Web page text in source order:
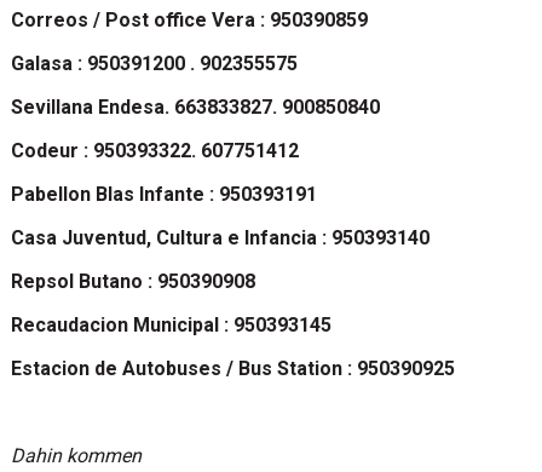
Correos / Post office Vera : 950390859
Galasa : 950391200 . 902355575
Sevillana Endesa. 663833827. 900850840
Codeur : 950393322. 607751412
Pabellon Blas Infante : 950393191
Casa Juventud, Cultura e Infancia : 950393140
Repsol Butano : 950390908
Recaudacion Municipal : 950393145
Estacion de Autobuses / Bus Station : 950390925
Dahin kommen